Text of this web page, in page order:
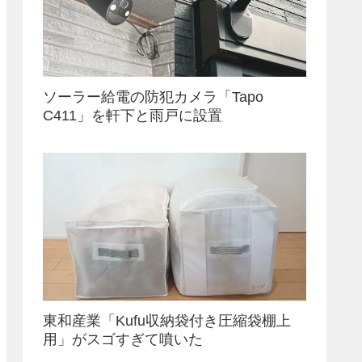
ソーラー給電の防犯カメラ「Tapo
C411」を軒下と雨戸に設置
東和産業「Kufu収納袋付き圧縮袋棚上
用」がスゴすぎて噴いた